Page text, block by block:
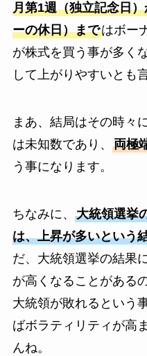
月第1週（独立記念日
ーの休日）まではボー
が株式を買う事が多く
して上がりやすいとも
まあ、結局はその時々
は未知数であり、 両極
う事になります。
ちなみに、 大統領選挙
は、上昇が多いという
だ、大統領選挙の結果
が高くなることがある
大統領が敗れるという
ばボラティリティが高
んね。